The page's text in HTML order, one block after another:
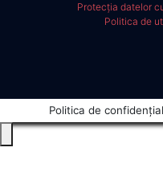
Protecția datelor
Politica de
Politica de